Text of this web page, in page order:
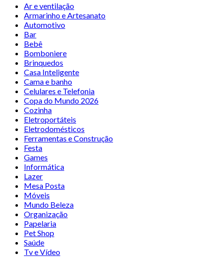
Ar e ventilação
Armarinho e Artesanato
Automotivo
Bar
Bebê
Bomboniere
Brinquedos
Casa Inteligente
Cama e banho
Celulares e Telefonia
Copa do Mundo 2026
Cozinha
Eletroportáteis
Eletrodomésticos
Ferramentas e Construção
Festa
Games
Informática
Lazer
Mesa Posta
Móveis
Mundo Beleza
Organização
Papelaria
Pet Shop
Saúde
Tv e Vídeo